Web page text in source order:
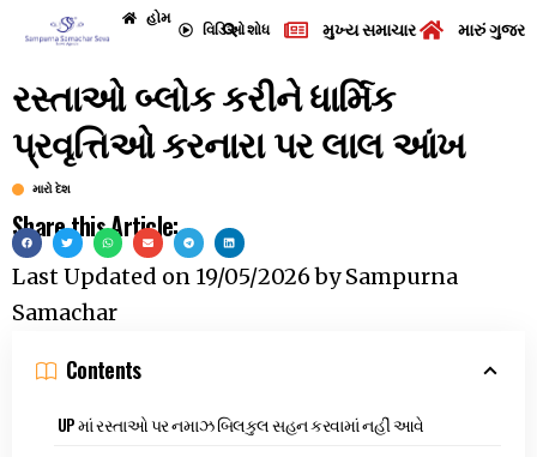
હોમ
વિડિઓશોધ મુખ્ય સમાચાર મારું
રસ્તાઓ બ્લોક કરીને ધાર્મિક
પ્રવૃત્તિઓ કરનારા પર લાલ આંખ
મારો દેશ
Share this Article:
Last Updated on 19/05/2026bySampurna
Samachar
Contents
UP માં રસ્તાઓ પર નમાઝ બિલકુલ સહન કરવામાં નહીં આવે